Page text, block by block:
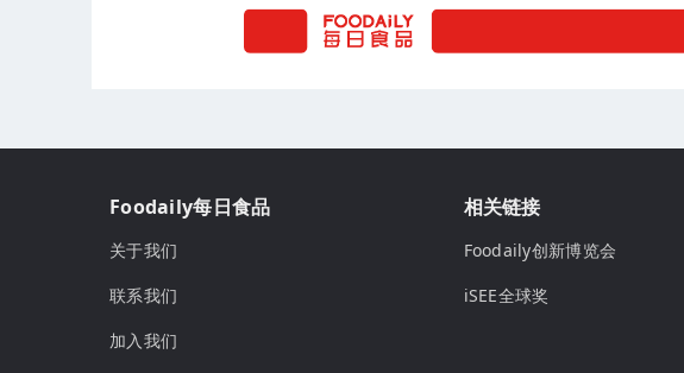
Foodaily每日食品
关于我们
联系我们
加入我们
相关链接
Foodaily创新博览会
iSEE全球奖